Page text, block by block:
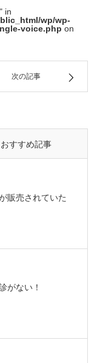
in
wp/wp-
voice.php on
次の記事
おすすめ記事
販売されていた
がない！